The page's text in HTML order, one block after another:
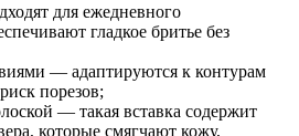
для ежедневного
гладкое бритье без
— адаптируются к контурам
порезов;
— такая вставка содержит
которые смягчают кожу,